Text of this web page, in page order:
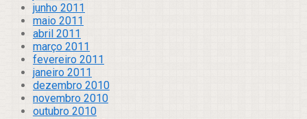
junho 2011
maio 2011
abril 2011
março 2011
fevereiro 2011
janeiro 2011
dezembro 2010
novembro 2010
outubro 2010